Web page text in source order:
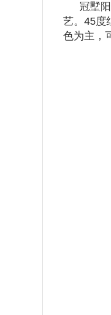
冠墅
艺。45度
色为主，